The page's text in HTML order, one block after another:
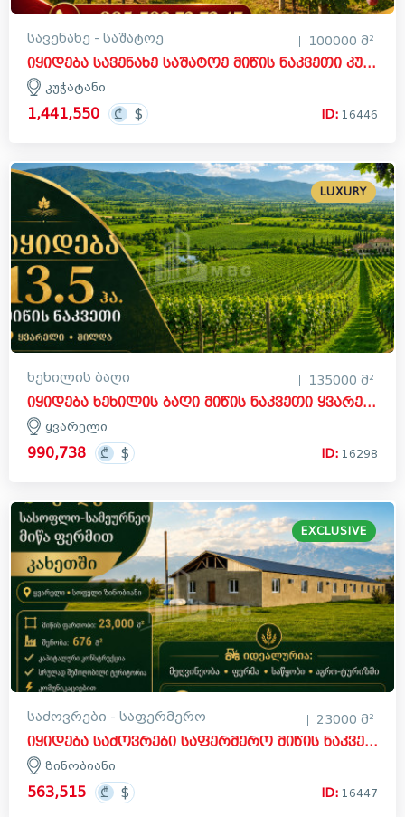
სავენახე - საშატოე 100000 მ²
იყიდება სავენახე საშატოე მიწის ნაკვეთი კუჭატანში, ყვარელი
კუჭატანი
1,441,550 ID: 16446
LUXURY
ხეხილის ბაღი 135000 მ²
იყიდება ხეხილის ბაღი მიწის ნაკვეთი ყვარელში
ყვარელი
990,738 ID: 16298
EXCLUSIVE
საძოვრები - საფერმერო 23000 მ²
იყიდება საძოვრები საფერმერო მიწის ნაკვეთი ზინობიანში, ყვარელი
ზინობიანი
563,515 ID: 16447